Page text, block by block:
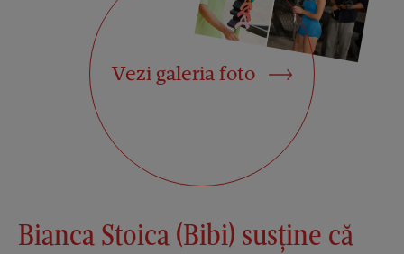
Vezi galeria foto
Bianca Stoica (Bibi) susține că